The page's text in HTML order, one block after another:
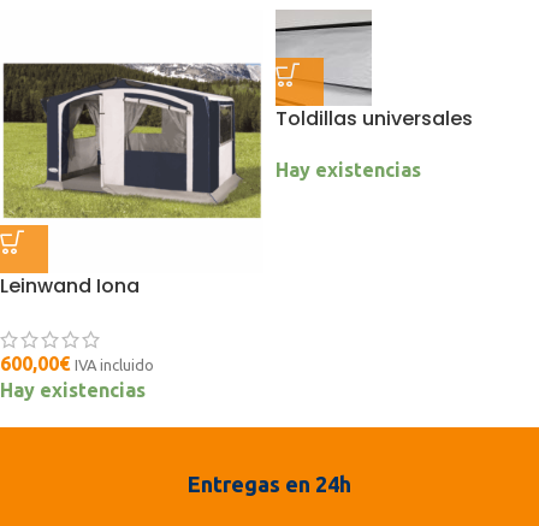
Leinwand Iona
600,00€ IVA incluido
Hay existencias
Toldillas universales
Hay existencias
Entregas en 24h